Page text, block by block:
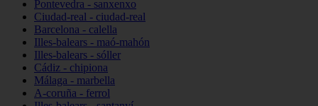
Pontevedra - sanxenxo
Ciudad-real - ciudad-real
Barcelona - calella
Illes-balears - maó-mahón
Illes-balears - sóller
Cádiz - chipiona
Málaga - marbella
A-coruña - ferrol